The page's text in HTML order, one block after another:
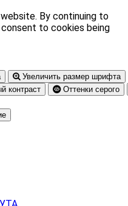
Увеличить размер шрифта
контраст
Оттенки серого
By continuing to
to cookies being